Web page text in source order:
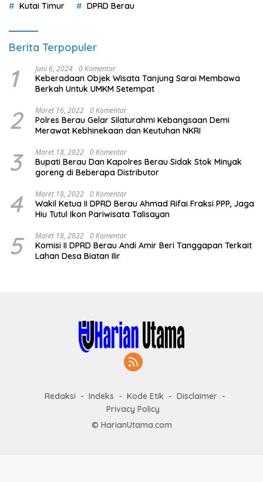
Kutai Timur DPRD Berau
Berita Terpopuler
1 Juni 6, 2024 0 Komentar
Keberadaan Objek Wisata Tanjung Sarai Membawa
Berkah Untuk UMKM Setempat
2 Maret 16, 2022 0 Komentar
Polres Berau Gelar Silaturahmi Kebangsaan Demi
Merawat Kebhinekaan dan Keutuhan NKRI
3 Maret 18, 2022 0 Komentar
Bupati Berau Dan Kapolres Berau Sidak Stok Minyak
goreng di Beberapa Distributor
4 Maret 18, 2022 0 Komentar
Wakil Ketua II DPRD Berau Ahmad Rifai Fraksi PPP, Jaga
Hiu Tutul Ikon Pariwisata Talisayan
5 Maret 18, 2022 0 Komentar
Komisi II DPRD Berau Andi Amir Beri Tanggapan Terkait
Lahan Desa Biatan Ilir
Redaksi Indeks Kode Etik
Disclaimer
Privacy Policy
© HarianUtama.com